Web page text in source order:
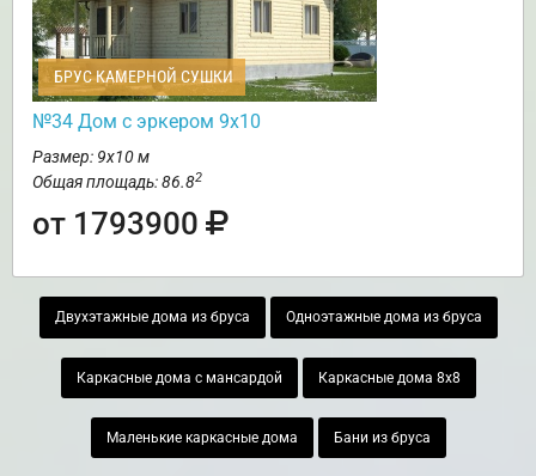
БРУС КАМЕРНОЙ СУШКИ
№34 Дом с эркером 9х10
Размер: 9х10 м
Общая площадь: 86.82
от 1793900
Двухэтажные дома из бруса Одноэтажные дома из бруса
Каркасные дома с мансардой Каркасные дома 8х8
Маленькие каркасные дома Бани из бруса